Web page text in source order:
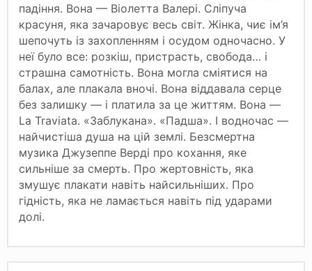
падіння. Вона — Віолетта Валері. Сліпуча
красуня, яка зачаровує весь світ. Жінка, чиє ім’я
шепочуть із захопленням і осудом одночасно. У
неї було все: розкіш, пристрасть, свобода… і
страшна самотність. Вона могла сміятися на
балах, але плакала вночі. Вона віддавала серце
без залишку — і платила за це життям. Вона —
La Traviata. «Заблукана». «Падша». І водночас —
найчистіша душа на цій землі. Безсмертна
музика Джузеппе Верді про кохання, яке
сильніше за смерть. Про жертовність, яка
змушує плакати навіть найсильніших. Про
гідність, яка не ламається навіть під ударами
долі.